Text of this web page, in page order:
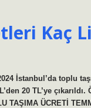
Kaç
İstanbul’da toplu
20 TL’ye çıkarıldı.
TAŞIMA ÜCRETİ